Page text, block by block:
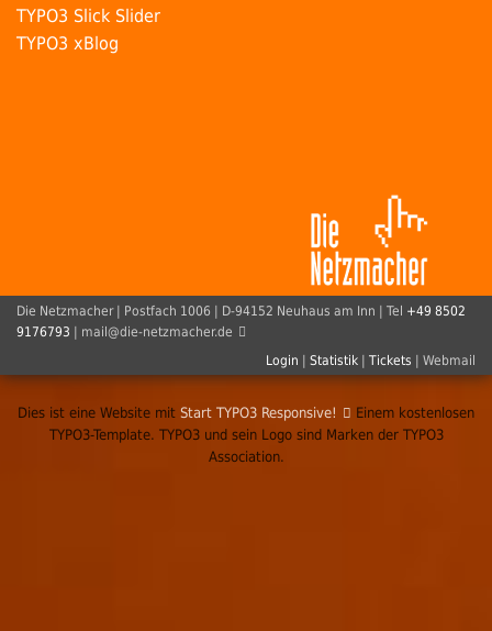
TYPO3 Slick Slider
TYPO3 xBlog
Die Netzmacher| Postfach 1006 | D-94152 Neuhaus am Inn | Tel +49 8502
9176793
mail@die-netzmacher.de
Login
Statistik Tickets Webmail
Dies ist eine Website mit Start TYPO3 Responsive!
Einem kostenlosen
TYPO3-Template. TYPO3 und sein Logo sind Marken der TYPO3
Association.